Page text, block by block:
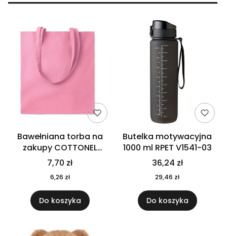
Bawełniana torba na
zakupy COTTONEL
COLOUR++ MO9846-11
7,70 zł
6,26 zł
Do koszyka
Butelka motywacyjna
1000 ml RPET V1541-03
36,24 zł
29,46 zł
Do koszyka